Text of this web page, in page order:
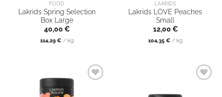
FOOD
Lakrids Spring Selection
Box Large
40,00 €
114,29 € / kg
LAKRIDS
Lakrids LOVE Peaches
Small
12,00 €
104,35 € / kg